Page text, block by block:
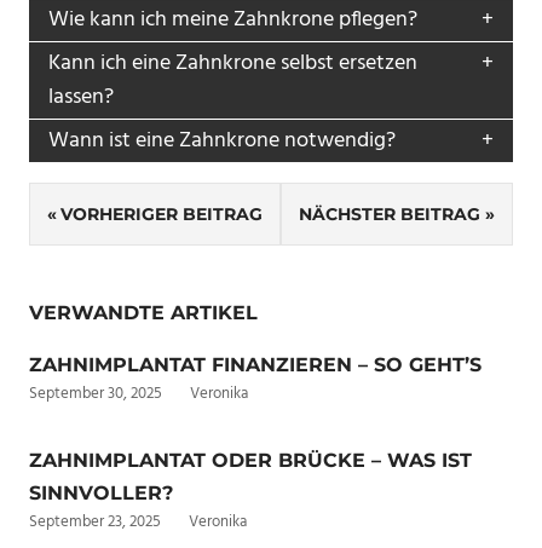
Wie kann ich meine Zahnkrone pflegen?
Kann ich eine Zahnkrone selbst ersetzen
lassen?
Wann ist eine Zahnkrone notwendig?
Beitragsnavigation
VORHERIGER BEITRAG NÄCHSTER BEITRAG
VERWANDTE ARTIKEL
ZAHNIMPLANTAT FINANZIEREN – SO GEHT’S
September 30, 2025 Veronika
ZAHNIMPLANTAT ODER BRÜCKE – WAS IST
SINNVOLLER?
September 23, 2025 Veronika